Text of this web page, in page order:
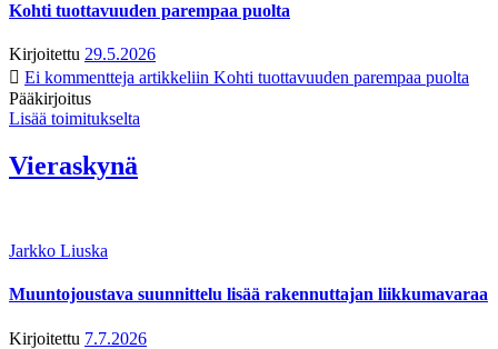
Kohti tuottavuuden parempaa puolta
Kirjoitettu 29.5.2026
Ei kommentteja artikkeliin Kohti tuottavuuden parempaa puolta
Pääkirjoitus
Lisää toimitukselta
Vieraskynä
Jarkko Liuska
Muuntojoustava suunnittelu lisää rakennuttajan liikkumavaraa
Kirjoitettu 7.7.2026